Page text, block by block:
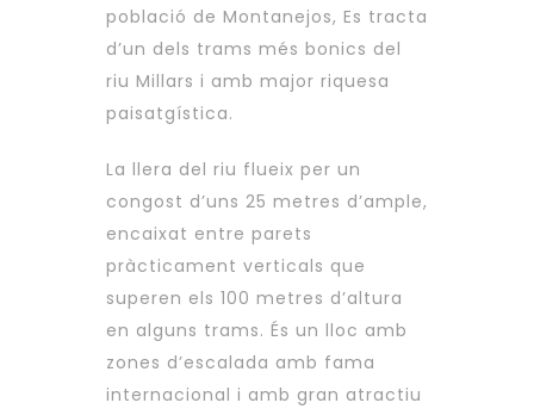
població de Montanejos, Es tracta
d’un dels trams més bonics del
riu Millars i amb major riquesa
paisatgística.
La llera del riu flueix per un
congost d’uns 25 metres d’ample,
encaixat entre parets
pràcticament verticals que
superen els 100 metres d’altura
en alguns trams. És un lloc amb
zones d’escalada amb fama
internacional i amb gran atractiu